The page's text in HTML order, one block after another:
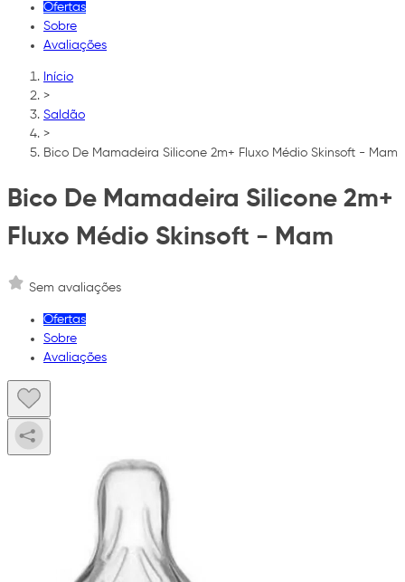
Ofertas
Sobre
Avaliações
Início
>
Saldão
>
Bico De Mamadeira Silicone 2m+ Fluxo Médio Skinsoft - Mam
Bico De Mamadeira Silicone 2m+
Fluxo Médio Skinsoft - Mam
Sem avaliações
Ofertas
Sobre
Avaliações